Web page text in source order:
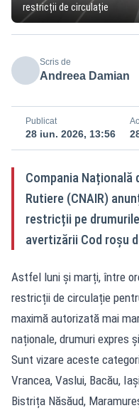
restricții de circulație
Scris de
Andreea Damian
Publicat
28 iun. 2026, 13:56
Compania
Rutiere (CNAIR)
restricții pe
avertizării Cod roșu
Astfel luni și marți, între
restricții de circulație
maximă autorizată mai
naționale, drumuri expres
Sunt vizare aceste
Vrancea, Vaslui, Bacău,
Bistrița Năsăud,